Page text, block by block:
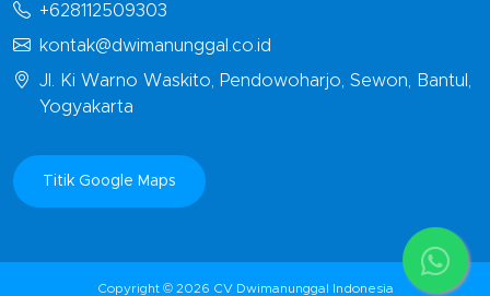
+628112509303
kontak@dwimanunggal.co.id
Jl. Ki Warno Waskito, Pendowoharjo, Sewon, Bantul,
Yogyakarta
Titik Google Maps
Copyright © 2026 CV Dwimanunggal Indonesia